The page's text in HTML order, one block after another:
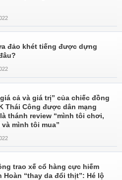
đảo khét tiếng được dựng
cả và giá trị” của chiếc đồng
Thái Công được dân mạng
thánh review “mình tôi chơi,
mình tôi mua”
trao xế cổ hàng cực hiếm
Hoàn “thay da đổi thịt”: Hé lộ